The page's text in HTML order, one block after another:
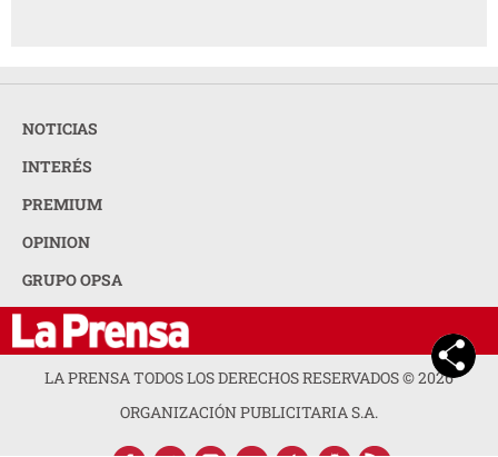
NOTICIAS
INTERÉS
PREMIUM
OPINION
GRUPO OPSA
LA PRENSA TODOS LOS DERECHOS RESERVADOS ©2026
ORGANIZACIÓN PUBLICITARIA S.A.